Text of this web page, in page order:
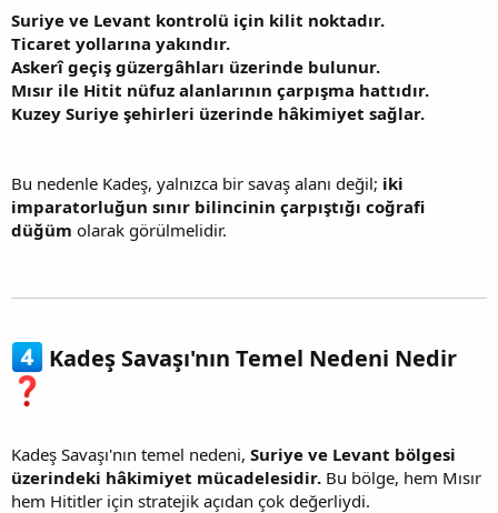
Suriye ve Levant kontrolü için kilit noktadır.
Ticaret yollarına yakındır.
Askerî geçiş güzergâhları üzerinde bulunur.
Mısır ile Hitit nüfuz alanlarının çarpışma hattıdır.
Kuzey Suriye şehirleri üzerinde hâkimiyet sağlar.
Bu nedenle Kadeş, yalnızca bir savaş alanı değil; iki
imparatorluğun sınır bilincinin çarpıştığı coğrafi
düğüm olarak görülmelidir.
Kadeş Savaşı'nın Temel Nedeni Nedir
Kadeş Savaşı'nın temel nedeni, Suriye ve Levant bölgesi
üzerindeki hâkimiyet mücadelesidir. Bu bölge, hem Mısır
hem Hititler için stratejik açıdan çok değerliydi.